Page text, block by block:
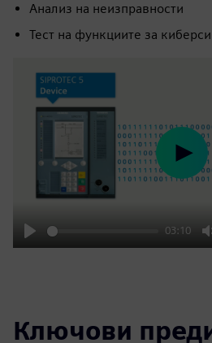
Анализ на неизправности
Тест на функциите за
Play
03:10
Play
Ключови